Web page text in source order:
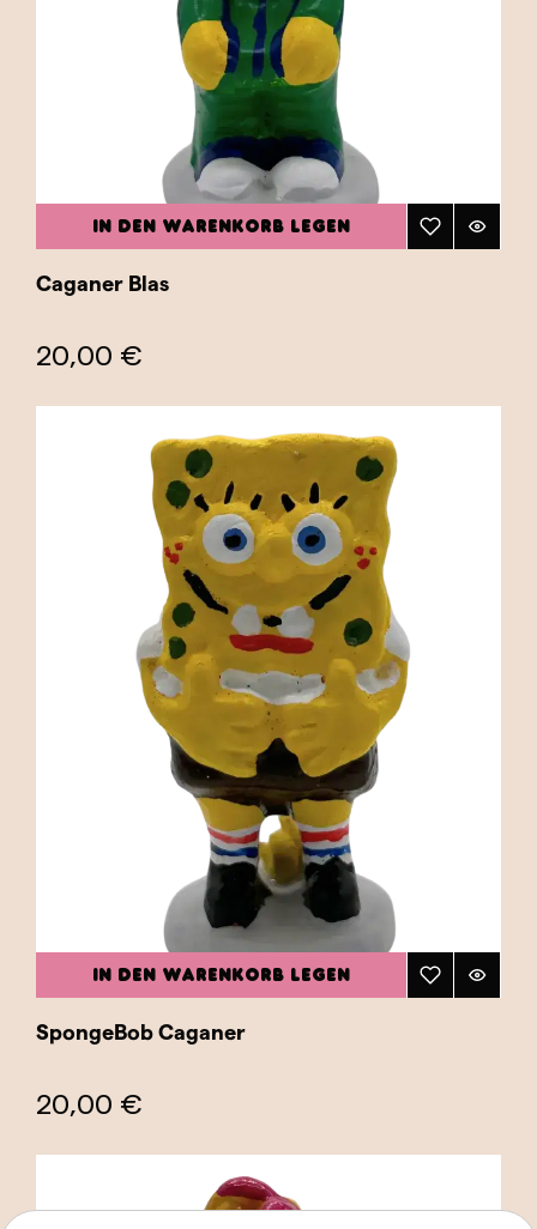
IN DEN WARENKORB LEGEN
Caganer Blas
20,00 €
IN DEN WARENKORB LEGEN
SpongeBob Caganer
20,00 €